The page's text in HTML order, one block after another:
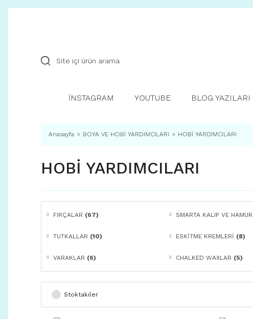
İNSTAGRAM YOUTUBE BLOG YAZILARI
Anasayfa BOYA VE HOBİ YARDIMCILARI HOBİ YARDIMCILARI
HOBİ YARDIMCILARI
FIRÇALAR (67) SMARTA KALIP VE HAMUR
TUTKALLAR (10) ESKİTME KREMLERİ (8)
VARAKLAR (6) CHALKED WAXLAR (5)
Stoktakiler